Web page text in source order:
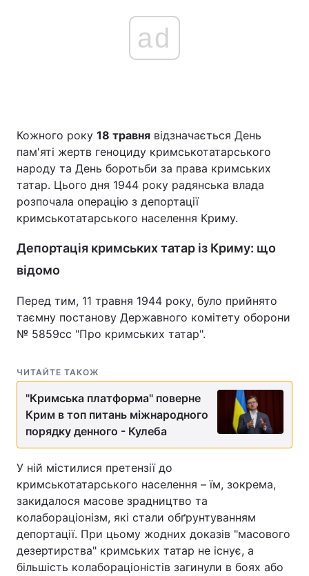
Україна Політика
Економіка Світ
Спорт Наука
Техно і зв'язок Лайт
Зброя
Здоров'я Туризм
Цікавинки Погода
Екологія
Лонгріди
Відео з Youtube Статті
Інтерв'ю Думки
Архів Вакансії
Контакти
Послуги
ad
Кожного року 18 травня відзначається День
пам'яті жертв геноциду кримськотатарського
народу та День боротьби за права кримських
татар. Цього дня 1944 року радянська влада
розпочала операцію з депортації
кримськотатарського населення Криму.
Депортація кримських татар із Криму: що
відомо
Перед тим, 11 травня 1944 року, було прийнято
таємну постанову Державного комітету оборони
№ 5859сс "Про кримських татар".
ЧИТАЙТЕ ТАКОЖ
"Кримська платформа" поверне
Крим в топ питань міжнародного
порядку денного - Кулеба
У ній містилися претензії до
кримськотатарського населення – їм, зокрема,
закидалося масове зрадництво та
колабораціонізм, які стали обґрунтуванням
депортації. При цьому жодних доказів "масового
дезертирства" кримських татар не існує, а
більшість колабораціоністів загинули в боях або